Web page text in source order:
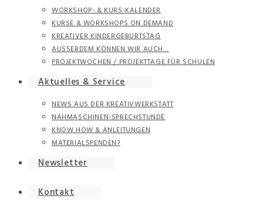
WORKSHOP- & KURS-KALENDER
KURSE & WORKSHOPS ON DEMAND
KREATIVER KINDERGEBURTSTAG
AUSSERDEM KÖNNEN WIR AUCH…
PROJEKTWOCHEN / PROJEKTTAGE FÜR SCHULEN
Aktuelles & Service
NEWS AUS DER KREATIVWERKSTATT
NÄHMASCHINEN-SPRECHSTUNDE
KNOW HOW & ANLEITUNGEN
MATERIALSPENDEN?
Newsletter
Kontakt